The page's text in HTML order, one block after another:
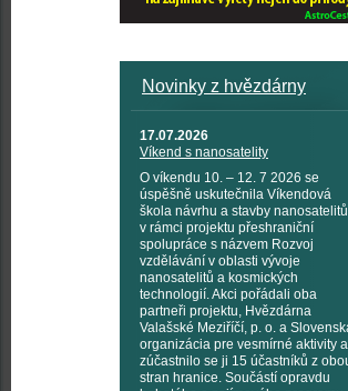
Novinky z hvězdárny
17.07.2026
Víkend s nanosatelity
O víkendu 10. – 12. 7 2026 se
úspěšně uskutečnila Víkendová
škola návrhu a stavby nanosatelitů
v rámci projektu přeshraniční
spolupráce s názvem Rozvoj
vzdělávání v oblasti vývoje
nanosatelitů a kosmických
technologií. Akci pořádali oba
partneři projektu, Hvězdárna
Valašské Meziříčí, p. o. a
organizácia pre vesmírné aktivity a
zúčastnilo se ji 15 účastníků z
stran hranice. Součástí opravdu